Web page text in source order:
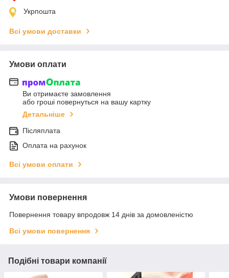
Укрпошта
Всі умови доставки
Умови оплати
Ви отримаєте замовлення
або гроші повернуться на вашу картку
Детальніше
Післяплата
Оплата на рахунок
Всі умови оплати
Умови повернення
Повернення товару впродовж 14 днів за домовленістю
Всі умови повернення
Подібні товари компанії